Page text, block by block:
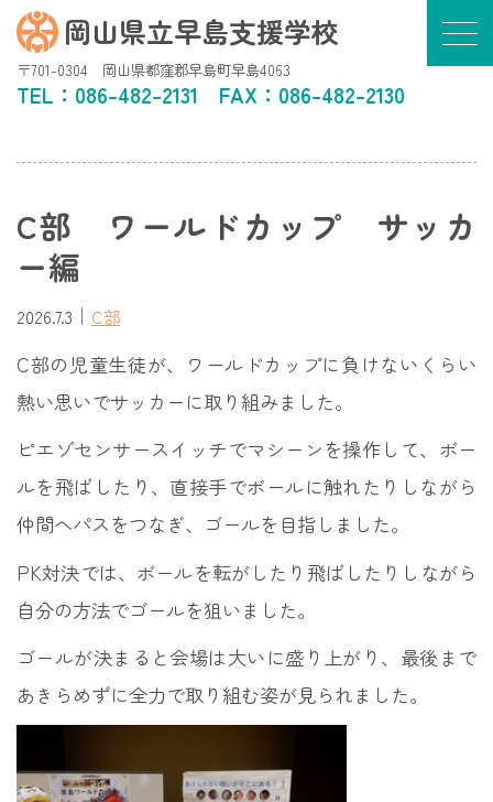
岡山県立早島支援学校
〒701-0304 岡山県都窪郡早島町早島4063
TEL： 086-482-2131 FAX：086-482-2130
C部 ワールドカップ サッカ
ー編
2026.7.3 ｜ C部
C部の児童生徒が、ワールドカップに負けないくらい
熱い思いでサッカーに取り組みました。
ピエゾセンサースイッチでマシーンを操作して、ボー
ルを飛ばしたり、直接手でボールに触れたりしながら
仲間へパスをつなぎ、ゴールを目指しました。
PK対決では、ボールを転がしたり飛ばしたりしながら
自分の方法でゴールを狙いました。
ゴールが決まると会場は大いに盛り上がり、最後まで
あきらめずに全力で取り組む姿が見られました。